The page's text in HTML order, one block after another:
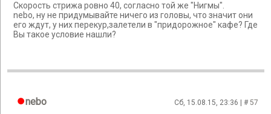
Скорость стрижа ровно 40, согласно той же "Нигмы".
nebo, ну не придумывайте ничего из головы, что значит они
его ждут, у них перекур,залетели в "придорожное" кафе? Где
Вы такое условие нашли?
nebo Сб, 15.08.15, 23:36 | #57